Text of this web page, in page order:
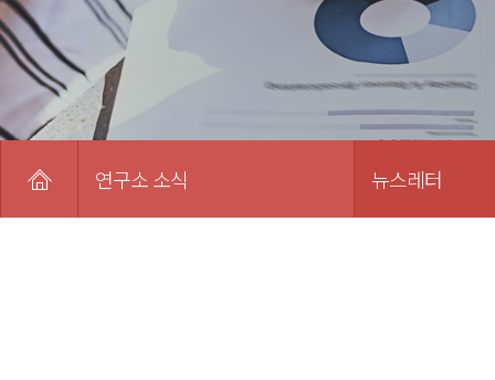
연구소 소식 뉴스레터